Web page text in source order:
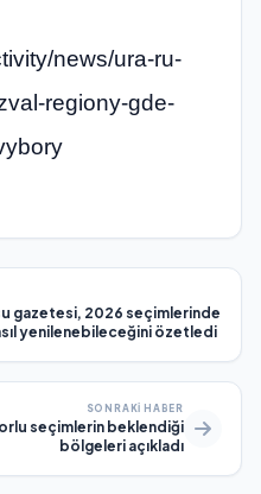
news/ura-ru-
regiony-gde-
gazetesi, 2026 seçimlerinde
yenilenebileceğini özetledi
SONRAKI HABER
seçimlerin beklendiği
bölgeleri açıkladı